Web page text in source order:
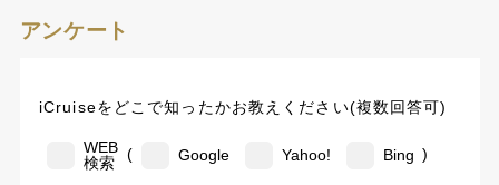
アンケート
iCruiseをどこで知ったかお教えください(複数回答可)
WEB
検索
( Google Yahoo! Bing )